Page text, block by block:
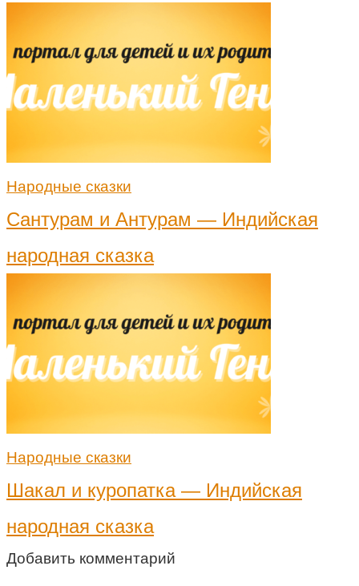
Народные сказки
Сантурам и Антурам — Индийская
народная сказка
Народные сказки
Шакал и куропатка — Индийская
народная сказка
Добавить комментарий